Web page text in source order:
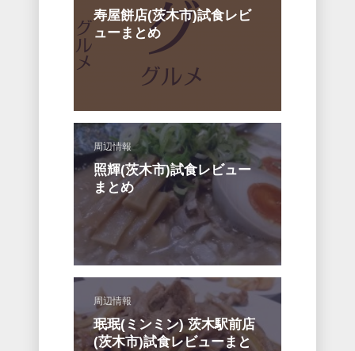
寿屋餅店(茨木市)試食レビ
ューまとめ
周辺情報
照輝(茨木市)試食レビュー
まとめ
周辺情報
珉珉(ミンミン) 茨木駅前店
(茨木市)試食レビューまと